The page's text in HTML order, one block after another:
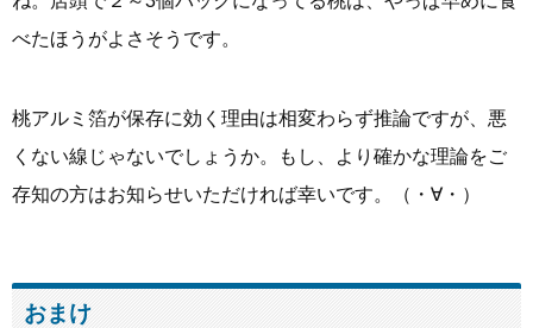
べたほうがよさそうです。
桃アルミ箔が保存に効く理由は相変わらず推論ですが、悪
くない線じゃないでしょうか。もし、より確かな理論をご
存知の方はお知らせいただければ幸いです。（・∀・）
おまけ